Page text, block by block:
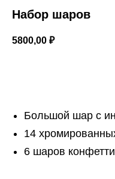
Набор шаров
5800,00 ₽
Большой шар с
14
6 шаров конфетти